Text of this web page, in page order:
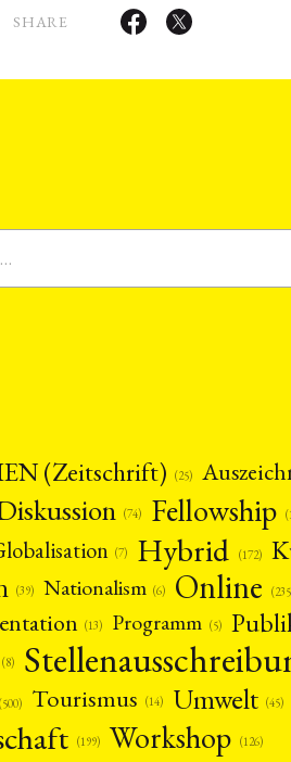
SHARE
(Zeitschrift) (25)
(74) Fellowship
(7) Hybrid (172)
(39) Nationalism (6) Online
(13) Programm (5)
(8)
(500) Tourismus (14) Umwelt (45)
(199) Workshop (126)